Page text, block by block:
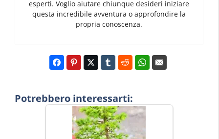
esperti. Voglio aiutare chiunque desideri iniziare
questa incredibile avventura o approfondire la
propria conoscenza.
Potrebbero interessarti: